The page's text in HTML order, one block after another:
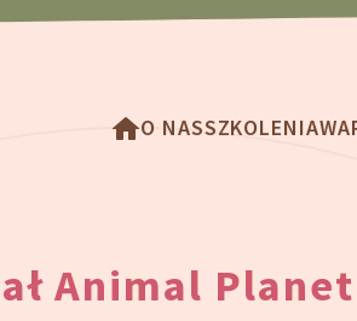
O NASSZKOLENIA
Animal